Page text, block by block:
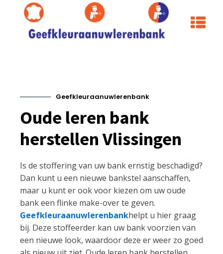
Geefkleuraanuwlerenbank
Oude leren bank
herstellen Vlissingen
Is de stoffering van uw bank ernstig beschadigd?
Dan kunt u een nieuwe bankstel aanschaffen,
maar u kunt er ook voor kiezen om uw oude
bank een flinke make-over te geven.
Geefkleuraanuwlerenbankhelpt u hier graag
bij. Deze stoffeerder kan uw bank voorzien van
een nieuwe look, waardoor deze er weer zo goed